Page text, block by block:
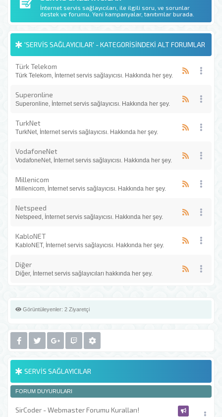
İnternet servis sağlayıcıları, ile ilgili soru, ve sorunlar
destek ve forumu. Yeni kampanyalar, tanıtımlar burada.
'SERVIS SAĞLAYICILAR' - KATEGORISINDEKI ALT FORUMLAR
Türk Telekom
Türk Telekom, İnternet servis sağlayıcısı. Hakkında her şey.
Superonline
Superonline, İnternet servis sağlayıcısı. Hakkında her şey.
TurkNet
TurkNet, İnternet servis sağlayıcısı. Hakkında her şey.
VodafoneNet
VodafoneNet, İnternet servis sağlayıcısı. Hakkında her şey.
Millenicom
Millenicom, İnternet servis sağlayıcısı. Hakkında her şey.
Netspeed
Netspeed, İnternet servis sağlayıcısı. Hakkında her şey.
KabloNET
KabloNET, İnternet servis sağlayıcısı. Hakkında her şey.
Diğer
Diğer, İnternet servis sağlayıcıları hakkında her şey.
Görüntüleyenler: 2 Ziyaretçi
SERVIS SAĞLAYICILAR
FORUM DUYURULARI
SirCoder - Webmaster Forumu Kuralları!